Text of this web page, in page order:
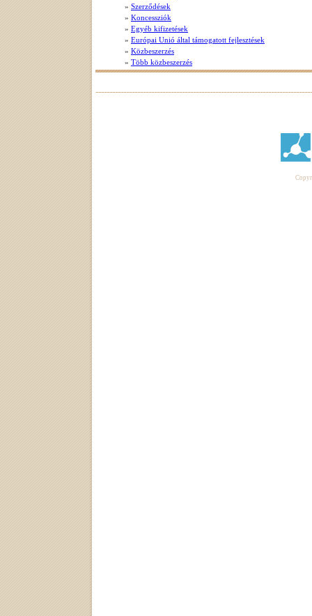
» Szerződések
» Koncessziók
» Egyéb kifizetések
» Európai Unió által támogatott fejlesztések
» Közbeszerzés
» Több közbeszerzés